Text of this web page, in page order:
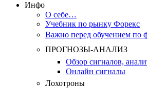
Инфо
О себе…
Учебник по рынку Форекс
Важно перед обучением по
ПРОГНОЗЫ-АНАЛИЗ
Обзор сигналов,
Онлайн сигналы
Лохотроны